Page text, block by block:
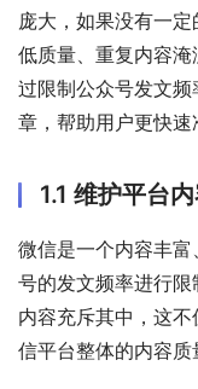
庞大，如果没有一
低质量、重复内容
过限制公众号发文
章，帮助用户更快速
1.1 维护平台
微信是一个内容丰
号的发文频率进行
内容充斥其中，这
信平台整体的内容质